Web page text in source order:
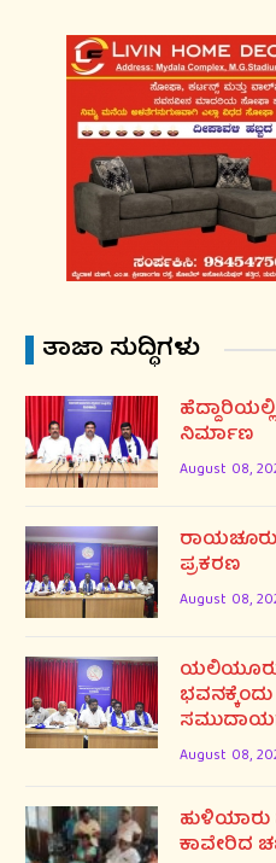
ತಾಜಾ ಸುದ್ಧಿಗಳು
ನಿರ್ಮಾಣ
August 08,
ಪ್ರಕರಣ
August 08,
ಯಲಿಯೂರು
August 08,
ಹುಳಿಯಾರು
ಕಾವೇರಿದ